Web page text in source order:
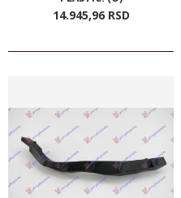
14.945,96 RSD